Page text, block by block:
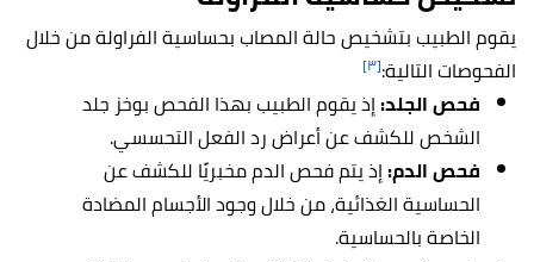
يقوم الطبيب بتشخيص حالة المصاب بحساسية الفراولة من خلال
الفحوصات التالية:[٣]
فحص الجلد:إذ يقوم الطبيب بهذا الفحص بوخز جلد
الشخص للكشف عن أعراض رد الفعل التحسسي.
فحص الدم:إذ يتم فحص الدم مخبريًا للكشف عن
الحساسية الغذائية، من خلال وجود الأجسام المضادة
الخاصة بالحساسية.